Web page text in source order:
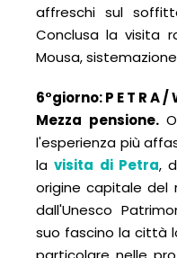
affreschi sul
Conclusa la visita
Mousa,
6°giorno: P E T R A /
Mezza pensione.
l'esperienza più
lavisita di Petra,
origine capitale del
dall'Unesco
suo fascino la città